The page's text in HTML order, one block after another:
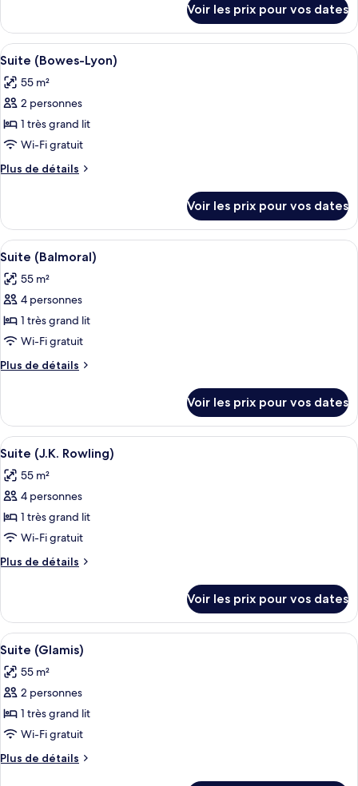
Suite
(Castle
View)
le
type
de
chambre
Suite
(Castle
Voir les prix pour vos dates
Afficher
toutes
les
photos
pour
ce
type
de
Suite
(Bowes-
Lyon)
Literie de qualité supérieure,
2
Suite (Bowes-Lyon)
55 m²
2 personnes
1 très grand lit
Wi-Fi gratuit
Plus de détails
Plus
le
type
de
chambre
Suite
(Bowes-
Voir les prix pour vos dates
Afficher
toutes
les
photos
pour
ce
type
de
Suite
(Balmoral)
Literie de qualité supérieure,
2
Suite (Balmoral)
55 m²
4 personnes
1 très grand lit
Wi-Fi gratuit
Plus de détails
Plus
le
type
de
chambre
Suite
(Balmoral)
Voir les prix pour vos dates
Afficher
toutes
les
photos
pour
ce
type
de
Suite
(J.K.
Rowling)
Literie de qualité supérieure,
2
Suite (J.K. Rowling)
55 m²
4 personnes
1 très grand lit
Wi-Fi gratuit
Plus de détails
Plus
le
type
de
chambre
Suite
(J.K.
Voir les prix pour vos dates
Afficher
toutes
les
photos
pour
ce
type
de
Literie de qualité supérieure,
3
Suite (Glamis)
55 m²
2 personnes
1 très grand lit
Wi-Fi gratuit
Plus de détails
Plus